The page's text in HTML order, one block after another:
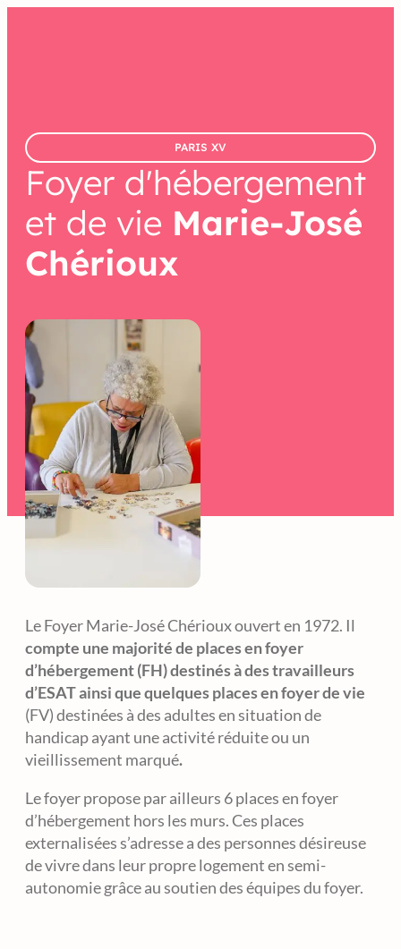
contenu
PARIS XV
Foyer d'hébergement
et de vie Marie-José
Chérioux
Le Foyer Marie-José Chérioux ouvert en 1972. Il
compte une majorité de places en foyer
d’hébergement (FH) destinés à des travailleurs
d’ESAT ainsi que quelques places en foyer de vie
(FV) destinées à des adultes en situation de
handicap ayant une activité réduite ou un
vieillissement marqué.
Le foyer propose par ailleurs 6 places en foyer
d’hébergement hors les murs. Ces places
externalisées s’adresse a des personnes désireuse
de vivre dans leur propre logement en semi-
autonomie grâce au soutien des équipes du foyer.